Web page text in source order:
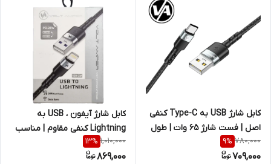
کابل شارژ USB به Type-C کنفی
اصل | فست شارژ ۶۵ وات | طول
۱۲۰ سانتی‌متر | مقاوم و سریع
voltamper
780,000
9%
709,000
کابل شارژ آیفون ، USB به
Lightning کنفی مقاوم | مناسب
سانتی‌متر
1,010,000
13%
869,000